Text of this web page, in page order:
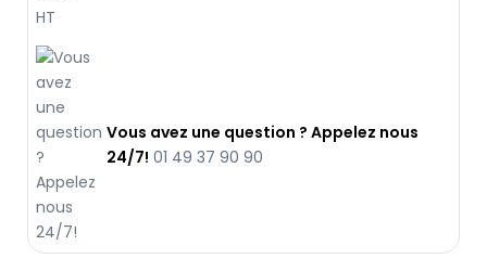
Vous avez une question ? Appelez nous
24/7! 01 49 37 90 90